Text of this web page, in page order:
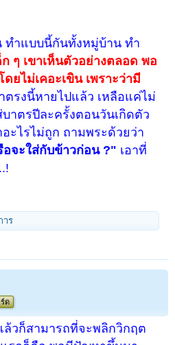
ทำแบบนี้กันทั้งหมู่บ้าน ทำ
ก ๆ เขาเห็นตัวอย่างตลอด พอ
ยไม่เคอะเขิน เพราะว่ามี
ตรงนี้หายไปแล้ว เหลือแค่ไม่
าตรปีละครั้งตอนวันเกิดตัว
อะไรไม่ถูก ถามพระด้วยว่า
จะใส่กับข้าวก่อน ?" เอาที่
าร
ด
ล้วก็สามารถที่จะพลิกวิกฤต